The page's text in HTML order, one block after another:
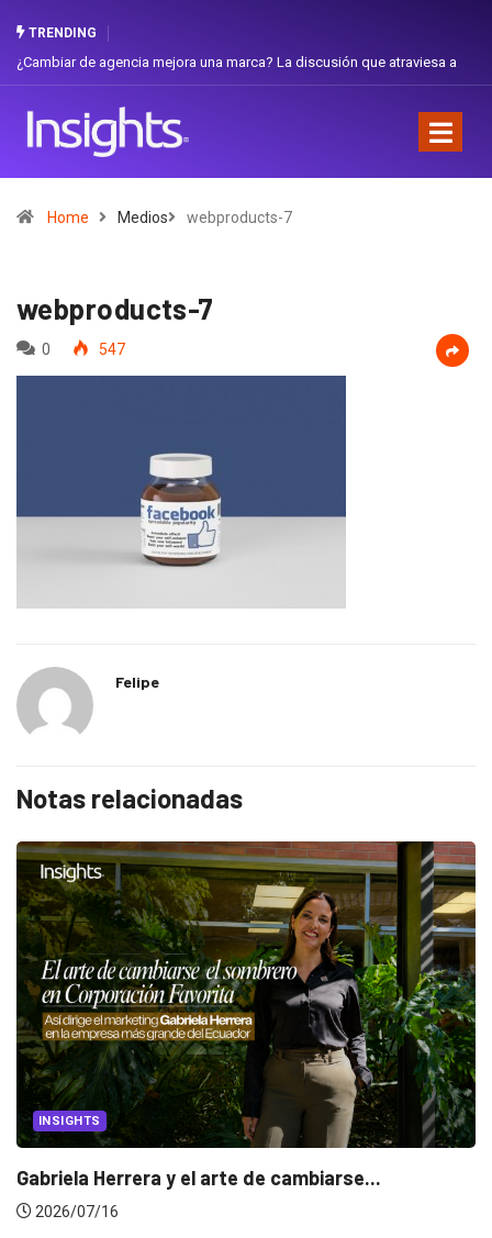
TRENDING
¿Cambiar de agencia mejora una marca? La discusión que atraviesa a
Home Medios webproducts-7
webproducts-7
0 547
Felipe
Notas relacionadas
INSIGHTS
Gabriela Herrera y el arte de cambiarse...
2026/07/16